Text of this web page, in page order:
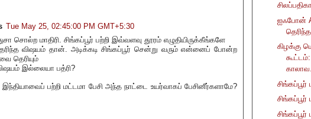
Tue May 25, 02:45:00 PM GMT+5:30
சொல்ற மாதிரி. சிங்கப்பூர் பற்றி இவ்வளவு தூரம் எழுதியிருக்கீங்களே
விஷயம் தான். அடிக்கடி சிங்கப்பூர் சென்று வரும் என்னைப் போன்ற
தெரியும்
இல்லையா பத்ரி?
பற்றி மட்டமா பேசி அந்த நாட்டை உயர்வாகப் பேசினீர்களாமே?
ஐஃபோன்
கிழக்கு
சிங்கப்பூர்
சிங்கப்பூர்
சிங்கப்பூர்